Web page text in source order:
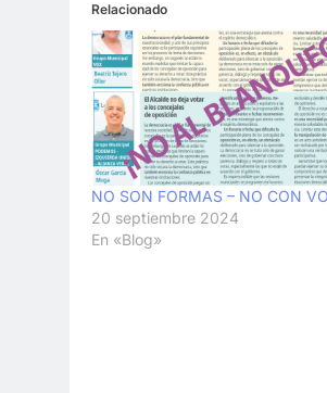
Relacionado
NO SON FORMAS – NO CON
20 septiembre 2024
En «Blog»